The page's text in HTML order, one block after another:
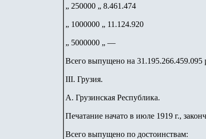
„ 250000 „ 8.461.474
„ 1000000 „ 11.124.920
„ 5000000 „ —
Всего выпущено на 31.195.266.459.095
III. Грузия.
А. Грузинская Республика.
Печатание начато в июле 1919 г.,
Всего выпущено по достоинствам: